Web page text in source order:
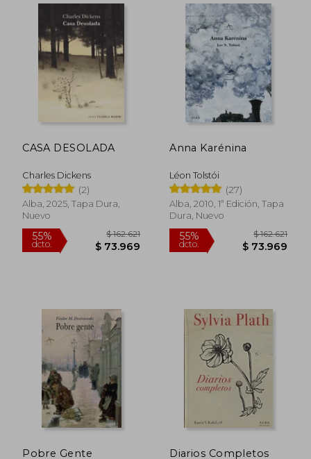
55% 40%
CASA DESOLADA
Charles Dickens
(2)
Alba, 2025, Tapa Dura,
Nuevo
Anna Karénina
Léon Tolstói
(27)
Alba, 2010, 1ª Edición, Tapa
Dura, Nuevo
Pobre Gente Diarios Completos